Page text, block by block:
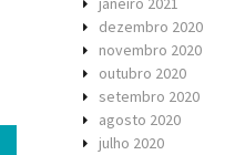
dezembro 2020
novembro 2020
outubro 2020
setembro 2020
agosto 2020
julho 2020